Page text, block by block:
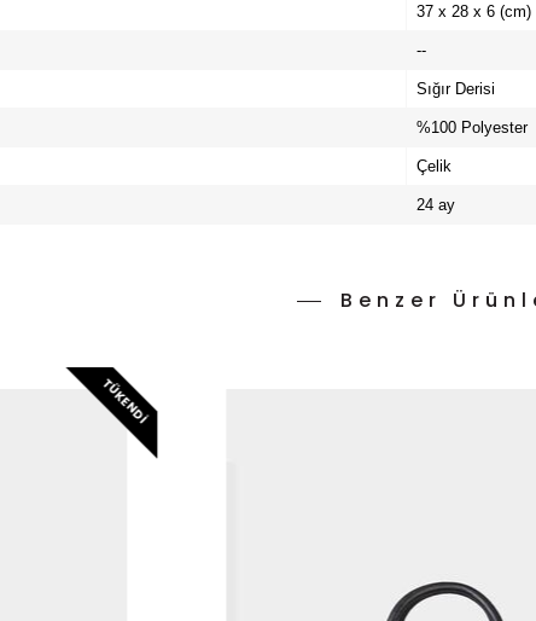
37 x 28 x 6 (cm)
--
Sığır Derisi
%100 Polyester
Çelik
24 ay
Benzer
TÜKENDI